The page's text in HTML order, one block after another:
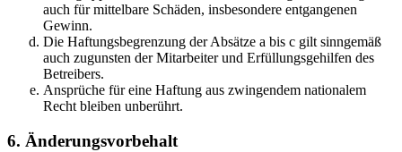
auch für mittelbare Schäden, insbesondere entgangenen
Gewinn.
Die Haftungsbegrenzung der Absätze a bis c gilt sinngemäß
auch zugunsten der Mitarbeiter und Erfüllungsgehilfen des
Betreibers.
Ansprüche für eine Haftung aus zwingendem nationalem
Recht bleiben unberührt.
6. Änderungsvorbehalt